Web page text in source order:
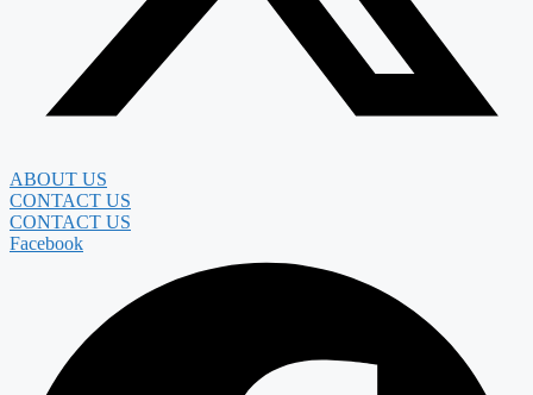
ABOUT US
CONTACT US
CONTACT US
Facebook